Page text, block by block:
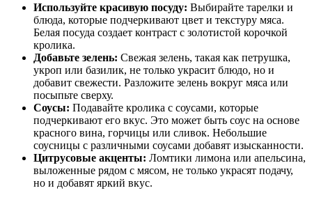
Используйте красивую посуду: Выбирайте тарелки и
блюда, которые подчеркивают цвет и текстуру мяса.
Белая посуда создает контраст с золотистой корочкой
кролика.
Добавьте зелень: Свежая зелень, такая как петрушка,
укроп или базилик, не только украсит блюдо, но и
добавит свежести. Разложите зелень вокруг мяса или
посыпьте сверху.
Соусы: Подавайте кролика с соусами, которые
подчеркивают его вкус. Это может быть соус на основе
красного вина, горчицы или сливок. Небольшие
соусницы с различными соусами добавят изысканности.
Цитрусовые акценты: Ломтики лимона или апельсина,
выложенные рядом с мясом, не только украсят подачу,
но и добавят яркий вкус.